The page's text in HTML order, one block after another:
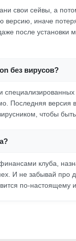
свои сейвы, а
версию, иначе
после установки
без вирусов?
Последняя версия
чтобы
клуба,
И не забывай про
по-настоящему